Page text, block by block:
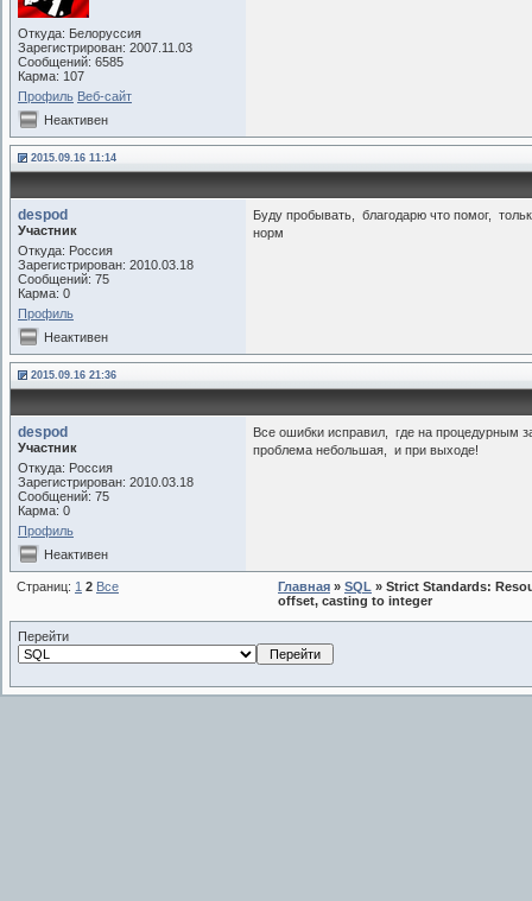
Откуда: Белоруссия
Зарегистрирован: 2007.11.03
Сообщений: 6585
Карма: 107
Профиль Веб-сайт
Неактивен
2015.09.16 11:14
despod
Участник
Откуда: Россия
Зарегистрирован: 2010.03.18
Сообщений: 75
Карма: 0
Профиль
Буду пробывать, благодарю что помог,
норм
Неактивен
2015.09.16 21:36
despod
Участник
Откуда: Россия
Зарегистрирован: 2010.03.18
Сообщений: 75
Карма: 0
Профиль
Все ошибки исправил, где на процедурным
проблема небольшая, и при выходе!
Неактивен
Страниц: 1 2 Все Главная » SQL » Strict Standards:
offset, casting to integer
Перейти